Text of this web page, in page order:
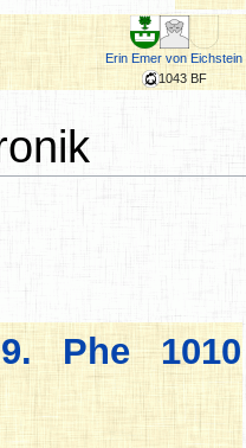
Erin Emer von Eichstein
1043 BF
9. Phe 1010